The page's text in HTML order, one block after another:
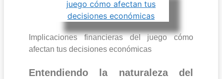
Implicaciones financieras del juego cómo
afectan tus decisiones económicas
Entendiendo la naturaleza del